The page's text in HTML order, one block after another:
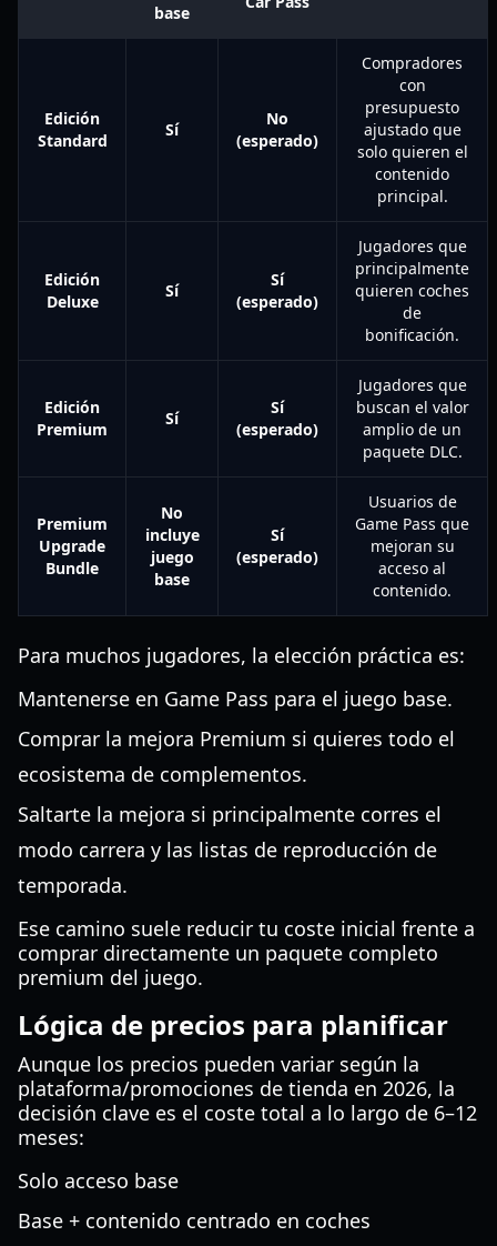
base
Edición
Standard
Sí
No
(esperado)
Compradores
con
presupuesto
ajustado que
solo quieren el
contenido
principal.
Edición
Deluxe
Sí
Sí
(esperado)
Jugadores que
principalmente
quieren coches
de
bonificación.
Edición
Premium
Sí
Sí
(esperado)
Jugadores que
buscan el valor
amplio de un
paquete DLC.
Premium
Upgrade
Bundle
No
incluye
juego
base
Sí
(esperado)
Usuarios de
Game Pass que
mejoran su
acceso al
contenido.
Para muchos jugadores, la elección práctica es:
Mantenerse en Game Pass para el juego base.
Comprar la mejora Premium si quieres todo el
ecosistema de complementos.
Saltarte la mejora si principalmente corres el
modo carrera y las listas de reproducción de
temporada.
Ese camino suele reducir tu coste inicial frente a
comprar directamente un paquete completo
premium del juego.
Lógica de precios para planificar
Aunque los precios pueden variar según la
plataforma/promociones de tienda en 2026, la
decisión clave es el coste total a lo largo de 6–12
meses:
Solo acceso base
Base + contenido centrado en coches